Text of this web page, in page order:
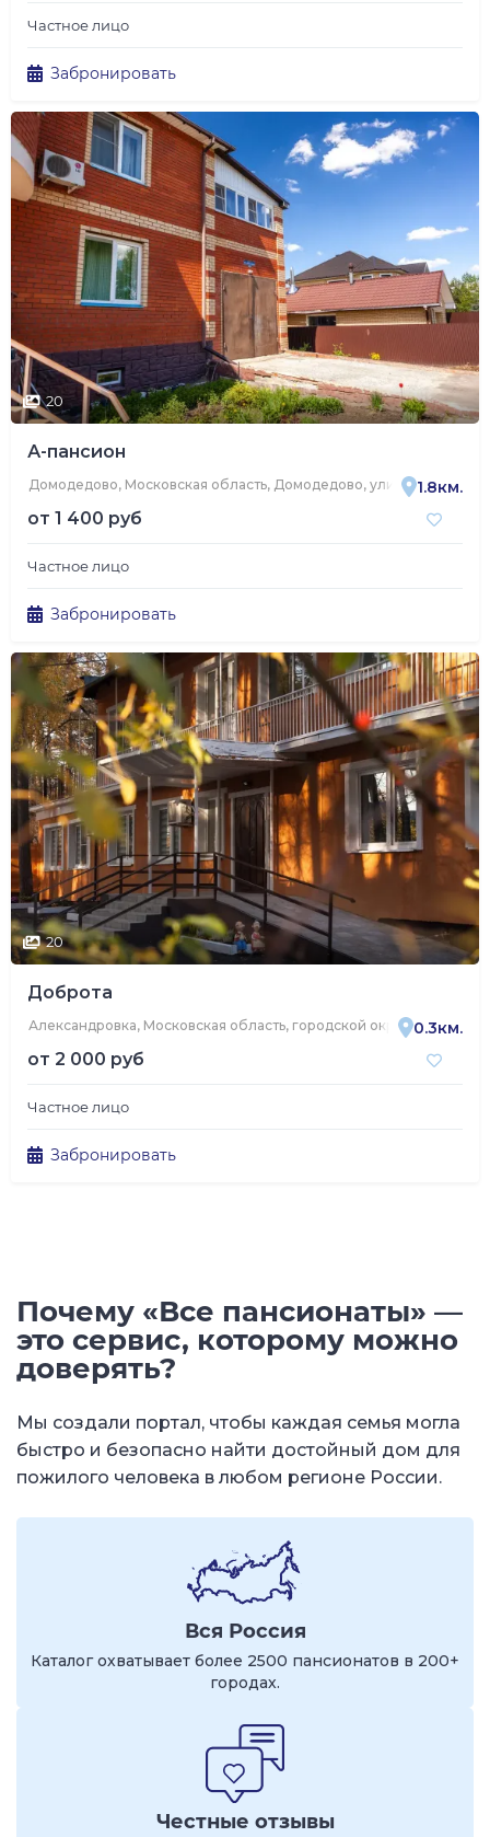
Частное лицо
Забронировать
20
А-пансион
Домодедово, Московская область, Домодедово, улица Надежды,
1.8км.
от 1 400 руб
Частное лицо
Забронировать
20
Доброта
Александровка, Московская область, городской округ Подольск,
0.3км.
от 2 000 руб
Частное лицо
Забронировать
Почему «Все пансионаты» —
это сервис, которому можно
доверять?
Мы создали портал, чтобы каждая семья могла
быстро и безопасно найти достойный дом для
пожилого человека в любом регионе России.
Вся Россия
Каталог охватывает более 2500 пансионатов в 200+
городах.
Честные отзывы